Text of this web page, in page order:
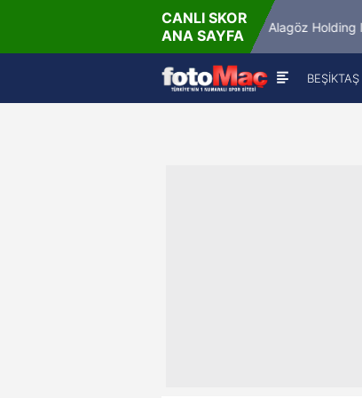
CANLI SKOR
ANA SAYFA
Keçiörengücü Alagöz Holding Iğdır FK
BEŞİKTAŞ